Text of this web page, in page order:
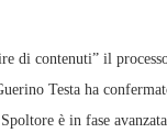
di contenuti” il
Testa ha
è in fase